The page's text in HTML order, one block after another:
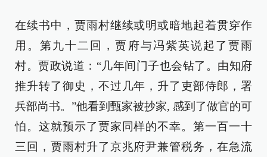
在续书中，贾雨村继续或明或暗地起着贯穿作
用。第九十二回，贾府与冯紫英说起了贾雨
村。贾政说道：“几年间门子也会钻了。由知府
推升转了御史，不过几年，升了吏部侍郎，署
兵部尚书。”他看到甄家被抄家, 感到了做官的可
怕。这就预示了贾家同样的不幸。第一百一十
三回，贾雨村升了京兆府尹兼管税务，在急流